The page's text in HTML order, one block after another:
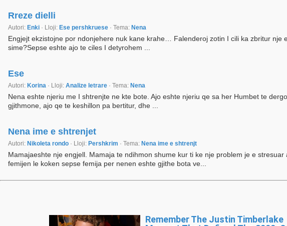
Rreze dielli
Autori: Enki · Lloji: Ese pershkruese · Tema: Nena
Engjejt ekzistojne por ndonjehere nuk kane krahe… Falenderoj zotin I cili ka zbritur
sime?Sepse eshte ajo te ciles I detyrohem ...
Ese
Autori: Korina · Lloji: Analize letrare · Tema: Nena
Nena eshte njeriu me I shtrenjte ne kte bote. Ajo eshte njeriu qe sa her Humbet te
gjithmone, ajo qe te keshillon pa bertitur, dhe ...
Nena ime e shtrenjet
Autori: Nikoleta rondo · Lloji: Pershkrim · Tema: Nena ime e shtrenjt
Mamajaeshte nje engjell. Mamaja te ndihmon shume kur ti ke nje problem je e
femijen le koken sepse femija per nenen eshte gjithe bota ve...